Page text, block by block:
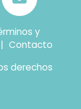
y
| Contacto
derechos